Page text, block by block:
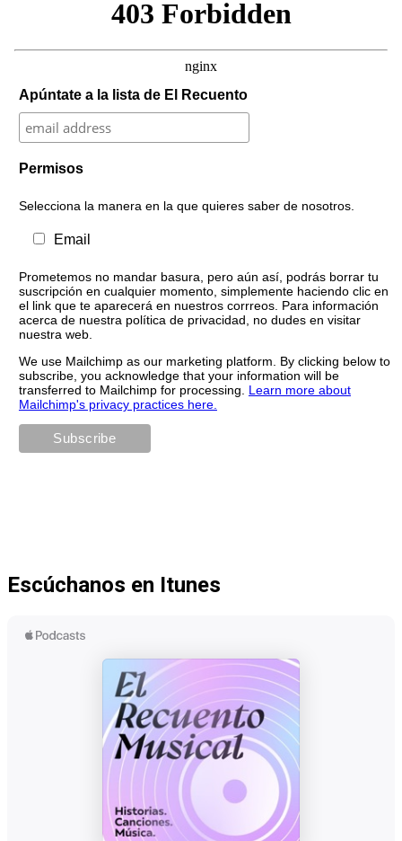
Apúntate a la lista de El Recuento
Permisos
Selecciona la manera en la que quieres saber de nosotros.
Email
Prometemos no mandar basura, pero aún así, podrás borrar tu
suscripción en cualquier momento, simplemente haciendo clic en
el link que te aparecerá en nuestros corrreos. Para información
acerca de nuestra política de privacidad, no dudes en visitar
nuestra web.
We use Mailchimp as our marketing platform. By clicking below to
subscribe, you acknowledge that your information will be
transferred to Mailchimp for processing. Learn more about
Mailchimp's privacy practices here.
Escúchanos en Itunes